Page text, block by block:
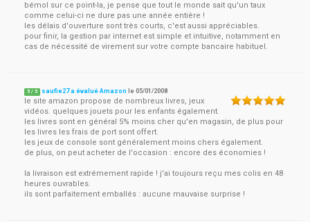
bémol sur ce point-la, je pense que tout le monde sait qu'un taux
comme celui-ci ne dure pas une année entière !
les délais d'ouverture sont très courts, c'est aussi appréciables.
pour finir, la gestion par internet est simple et intuitive, notamment en
cas de nécessité de virement sur votre compte bancaire habituel.
5 / 5 saufie27 a évalué Amazon le05/01/2008
le site amazon propose de nombreux livres, jeux
vidéos. quelques jouets pour les enfants également.
les livres sont en général 5% moins cher qu'en magasin, de plus pour
les livres les frais de port sont offert.
les jeux de console sont généralement moins chers également.
de plus, on peut acheter de l'occasion : encore des économies !
la livraison est extrémement rapide ! j'ai toujours reçu mes colis en 48
heures ouvrables.
ils sont parfaitement emballés : aucune mauvaise surprise !